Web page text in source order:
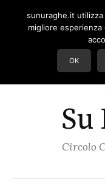
Su
Circolo
sunuraghe.it
migliore
OK